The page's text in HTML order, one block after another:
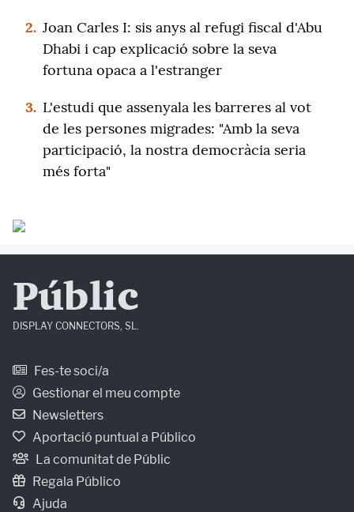
2. Joan Carles I: sis anys al refugi fiscal d'Abu
Dhabi i cap explicació sobre la seva
fortuna opaca a l'estranger
3. L'estudi que assenyala les barreres al vot
de les persones migrades: "Amb la seva
participació, la nostra democràcia seria
més forta"
Públic
DISPLAY CONNECTORS, SL.
Fes-te soci/a
Gestionar el meu compte
Newsletters
Aportació puntual a Público
La comunitat de Públic
Regala Público
Ajuda